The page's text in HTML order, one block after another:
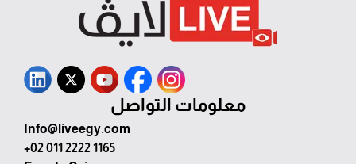
معلومات التواصل
Info@liveegy.com
+02 011 2222 1165